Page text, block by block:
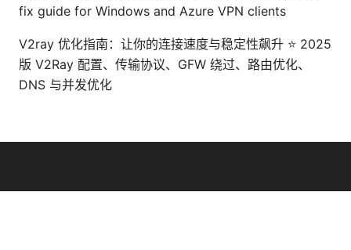
fix guide for Windows and Azure VPN clients
V2ray 优化指南：让你的连接速度与稳定性飙升 ⭐ 2025
版 V2Ray 配置、传输协议、GFW 绕过、路由优化、
DNS 与并发优化